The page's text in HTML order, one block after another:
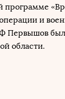
программе
и
Первышов
области.